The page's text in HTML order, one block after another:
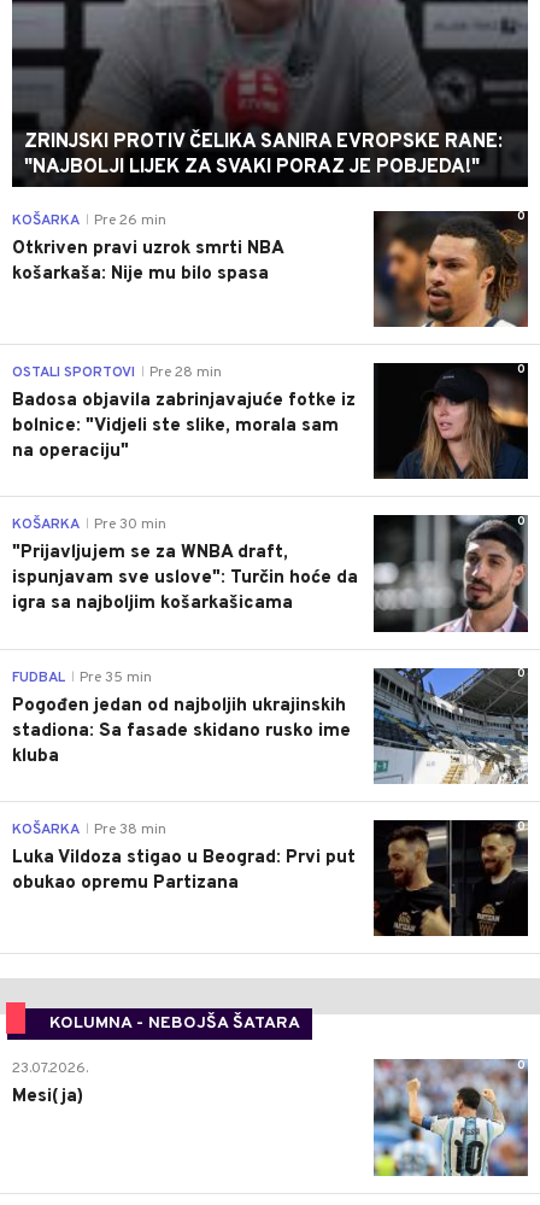
ZRINJSKI PROTIV ČELIKA SANIRA EVROPSKE RANE:
"NAJBOLJI LIJEK ZA SVAKI PORAZ JE POBJEDA!"
0
KOŠARKA Pre 26 min
Otkriven pravi uzrok smrti NBA
košarkaša: Nije mu bilo spasa
0
OSTALI SPORTOVI Pre 28 min
Badosa objavila zabrinjavajuće fotke iz
bolnice: "Vidjeli ste slike, morala sam
na operaciju"
0
KOŠARKA Pre 30 min
"Prijavljujem se za WNBA draft,
ispunjavam sve uslove": Turčin hoće da
igra sa najboljim košarkašicama
0
FUDBAL Pre 35 min
Pogođen jedan od najboljih ukrajinskih
stadiona: Sa fasade skidano rusko ime
kluba
0
KOŠARKA Pre 38 min
Luka Vildoza stigao u Beograd: Prvi put
obukao opremu Partizana
KOLUMNA - NEBOJŠA ŠATARA
0
23.07.2026.
Mesi(ja)